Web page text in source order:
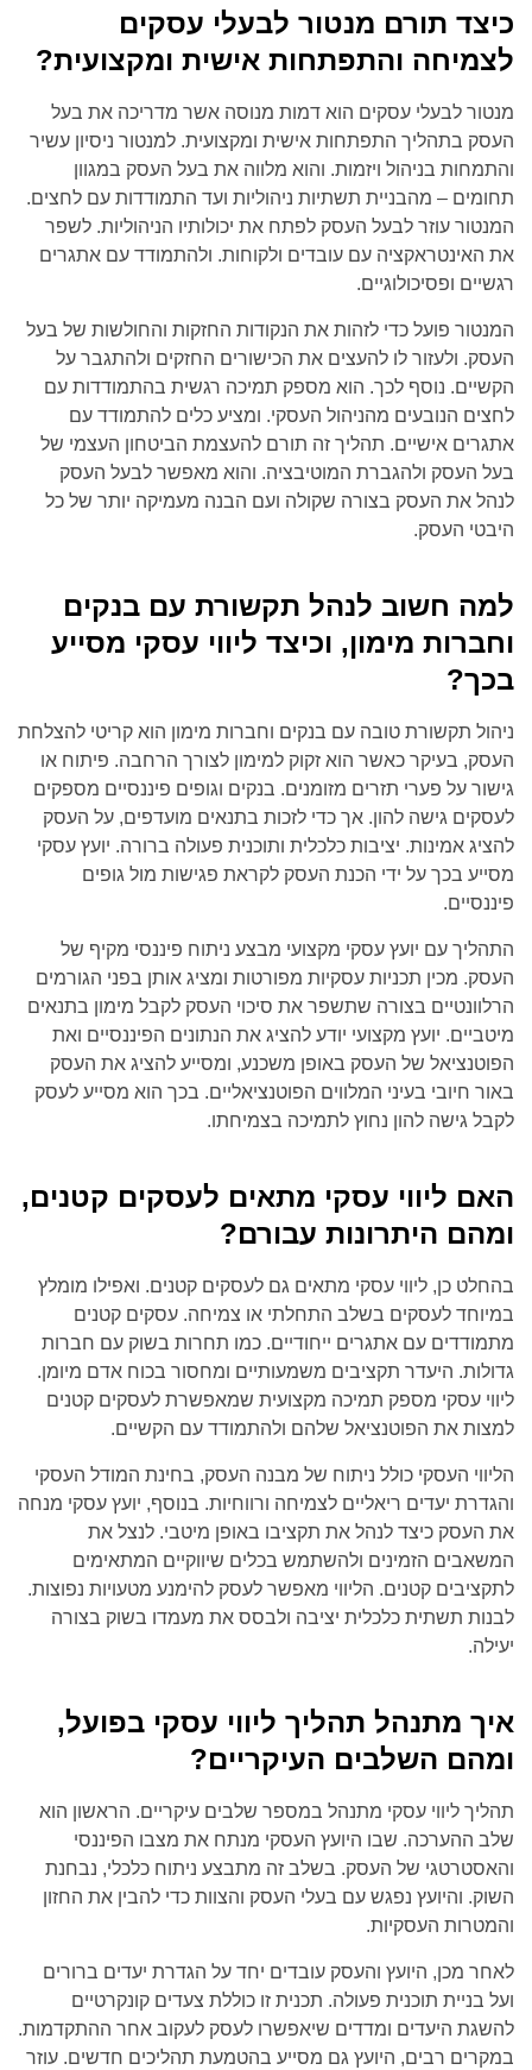
כיצד תורם מנטור לבעלי עסקים
לצמיחה והתפתחות אישית ומקצועית?
מנטור לבעלי עסקים הוא דמות מנוסה אשר מדריכה את בעל
העסק בתהליך התפתחות אישית ומקצועית. למנטור ניסיון עשיר
והתמחות בניהול ויזמות. והוא מלווה את בעל העסק במגוון
תחומים – מהבניית תשתיות ניהוליות ועד התמודדות עם לחצים.
המנטור עוזר לבעל העסק לפתח את יכולותיו הניהוליות. לשפר
את האינטראקציה עם עובדים ולקוחות. ולהתמודד עם אתגרים
רגשיים ופסיכולוגיים.
המנטור פועל כדי לזהות את הנקודות החזקות והחולשות של בעל
העסק. ולעזור לו להעצים את הכישורים החזקים ולהתגבר על
הקשיים. נוסף לכך. הוא מספק תמיכה רגשית בהתמודדות עם
לחצים הנובעים מהניהול העסקי. ומציע כלים להתמודד עם
אתגרים אישיים. תהליך זה תורם להעצמת הביטחון העצמי של
בעל העסק ולהגברת המוטיבציה. והוא מאפשר לבעל העסק
לנהל את העסק בצורה שקולה ועם הבנה מעמיקה יותר של כל
היבטי העסק.
למה חשוב לנהל תקשורת עם בנקים
וחברות מימון, וכיצד ליווי עסקי מסייע
בכך?
ניהול תקשורת טובה עם בנקים וחברות מימון הוא קריטי להצלחת
העסק, בעיקר כאשר הוא זקוק למימון לצורך הרחבה. פיתוח או
גישור על פערי תזרים מזומנים. בנקים וגופים פיננסיים מספקים
לעסקים גישה להון. אך כדי לזכות בתנאים מועדפים, על העסק
להציג אמינות. יציבות כלכלית ותוכנית פעולה ברורה. יועץ עסקי
מסייע בכך על ידי הכנת העסק לקראת פגישות מול גופים
פיננסיים.
התהליך עם יועץ עסקי מקצועי מבצע ניתוח פיננסי מקיף של
העסק. מכין תכניות עסקיות מפורטות ומציג אותן בפני הגורמים
הרלוונטיים בצורה שתשפר את סיכוי העסק לקבל מימון בתנאים
מיטביים. יועץ מקצועי יודע להציג את הנתונים הפיננסיים ואת
הפוטנציאל של העסק באופן משכנע, ומסייע להציג את העסק
באור חיובי בעיני המלווים הפוטנציאליים. בכך הוא מסייע לעסק
לקבל גישה להון נחוץ לתמיכה בצמיחתו.
האם ליווי עסקי מתאים לעסקים קטנים,
ומהם היתרונות עבורם?
בהחלט כן, ליווי עסקי מתאים גם לעסקים קטנים. ואפילו מומלץ
במיוחד לעסקים בשלב התחלתי או צמיחה. עסקים קטנים
מתמודדים עם אתגרים ייחודיים. כמו תחרות בשוק עם חברות
גדולות. היעדר תקציבים משמעותיים ומחסור בכוח אדם מיומן.
ליווי עסקי מספק תמיכה מקצועית שמאפשרת לעסקים קטנים
למצות את הפוטנציאל שלהם ולהתמודד עם הקשיים.
הליווי העסקי כולל ניתוח של מבנה העסק, בחינת המודל העסקי
והגדרת יעדים ריאליים לצמיחה ורווחיות. בנוסף, יועץ עסקי מנחה
את העסק כיצד לנהל את תקציבו באופן מיטבי. לנצל את
המשאבים הזמינים ולהשתמש בכלים שיווקיים המתאימים
לתקציבים קטנים. הליווי מאפשר לעסק להימנע מטעויות נפוצות.
לבנות תשתית כלכלית יציבה ולבסס את מעמדו בשוק בצורה
יעילה.
איך מתנהל תהליך ליווי עסקי בפועל,
ומהם השלבים העיקריים?
תהליך ליווי עסקי מתנהל במספר שלבים עיקריים. הראשון הוא
שלב ההערכה. שבו היועץ העסקי מנתח את מצבו הפיננסי
והאסטרטגי של העסק. בשלב זה מתבצע ניתוח כלכלי, נבחנת
השוק. והיועץ נפגש עם בעלי העסק והצוות כדי להבין את החזון
והמטרות העסקיות.
לאחר מכן, היועץ והעסק עובדים יחד על הגדרת יעדים ברורים
ועל בניית תוכנית פעולה. תכנית זו כוללת צעדים קונקרטיים
להשגת היעדים ומדדים שיאפשרו לעסק לעקוב אחר ההתקדמות.
במקרים רבים, היועץ גם מסייע בהטמעת תהליכים חדשים. עוזר